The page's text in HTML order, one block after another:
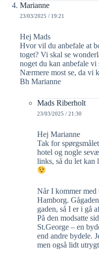
Marianne
23/03/2025 / 19:21
Hej Mads
Hvor vil du anbefale at
toget? Vi skal se
noget du kan anbefale vi
Nærmere most se, da vi
Bh Marianne
Mads Riberholt
23/03/2025 / 21:30
Hej Marianne
Tak for spørgsmålet
hotel og nogle
links, så du let kan
Når I kommer med
Hamborg.
gaden, så I er i gå
På den modsatte
St.George – en
end andre bydele.
men også lidt